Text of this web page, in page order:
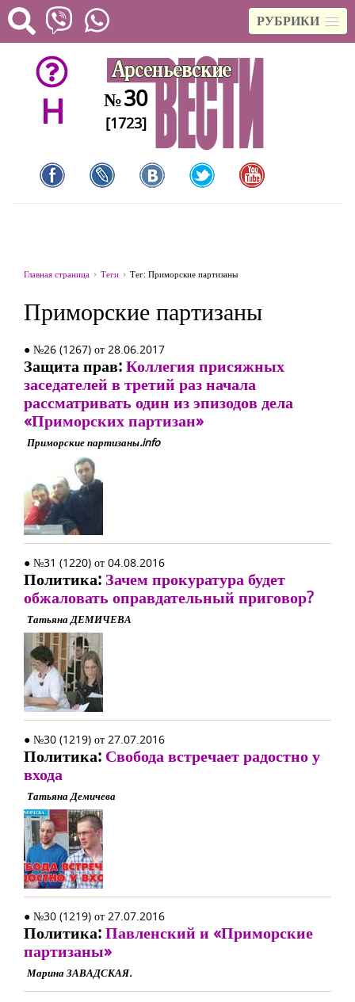
РУБРИКИ
H №30
[1723]
Главная страница Теги Тег: Приморские партизаны
Приморские партизаны
● №26 (1267) от 28.06.2017
Защита прав:Коллегия присяжных
заседателей в третий раз начала
рассматривать один из эпизодов дела
«Приморских партизан»
Приморские партизаны.info
● №31 (1220) от 04.08.2016
Политика: Зачем прокуратура будет
обжаловать оправдательный приговор?
Татьяна ДЕМИЧЕВА
● №30 (1219) от 27.07.2016
Политика: Свобода встречает радостно у
входа
Татьяна Демичева
● №30 (1219) от 27.07.2016
Политика:Павленский и «Приморские
партизаны»
Марина ЗАВАДСКАЯ.